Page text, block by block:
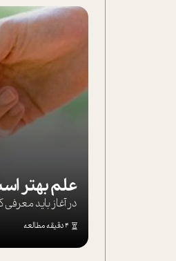
علم بهتر
در آغاز باید
4 دقیقه مطالعه